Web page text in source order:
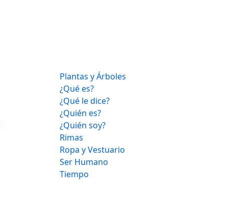
Plantas y Árboles
¿Qué es?
¿Qué le dice?
¿Quién es?
¿Quién soy?
Rimas
Ropa y Vestuario
Ser Humano
Tiempo